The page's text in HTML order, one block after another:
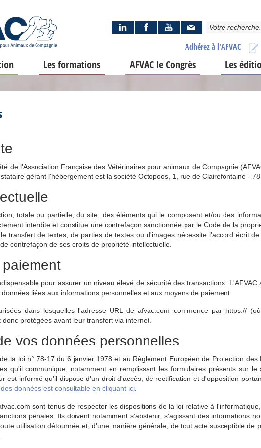
Adhérez à l'AFVAC
Les formations AFVAC le Congrès Les
de l'Association Française des Vétérinaires pour animaux de Compagnie
gérant l'hébergement est la société Octopoos, 1, rue de Clairefontaine -
totale ou partielle, du site, des éléments qui le composent et/ou des
interdite et constitue une contrefaçon sanctionnée par le Code de la
transfert de textes, de parties de textes ou d'images nécessite l'accord écrit
contrefaçon de ses droits de propriété intellectuelle.
pour assurer un niveau élevé de sécurité des transactions.
liées aux informations personnelles et aux moyens de paiement.
dans lesquelles l'adresse URL de afvac.com commence par https://
protégées avant leur transfert via internet.
vos données personnelles
la loi n° 78-17 du 6 janvier 1978 et au Règlement Européen de Protection des
qu'il communique, notamment en remplissant les formulaires présents sur le
est informé qu'il dispose d'un droit d'accès, de rectification et d'opposition
données est consultable en cliquant ici
sont tenus de respecter les dispositions de la loi relative à
pénales. Ils doivent notamment s'abstenir, s'agissant des informations
utilisation détournée et, d'une manière générale, de tout acte susceptible de